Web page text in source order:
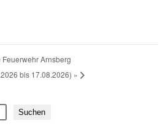
Arnsberg
bis 17.08.2026) »
Suchen